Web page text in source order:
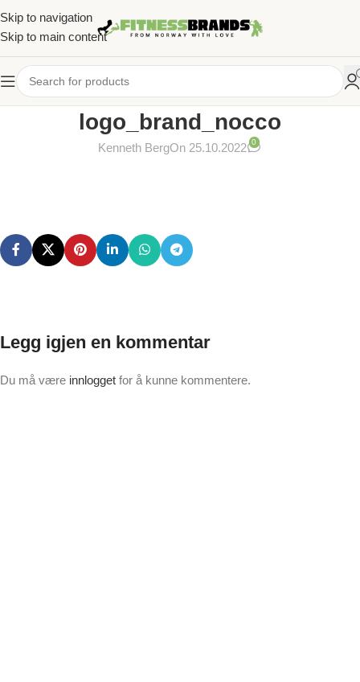
Skip to navigation
Skip to main content
logo_brand_nocco
Kenneth BergOn 25.10.2022 0
Legg igjen en kommentar
Du må være innlogget for å kunne kommentere.